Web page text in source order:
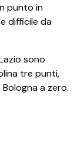
punto in
difficile da
sono
tre punti,
a zero.